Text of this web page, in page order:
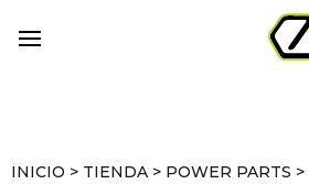
INICIO > TIENDA > POWER PARTS >